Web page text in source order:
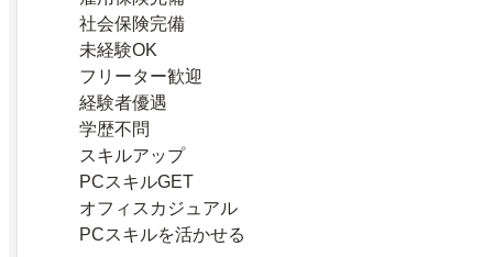
社会保険完備
未経験OK
フリーター歓迎
経験者優遇
学歴不問
スキルアップ
PCスキルGET
オフィスカジュアル
PCスキルを活かせる